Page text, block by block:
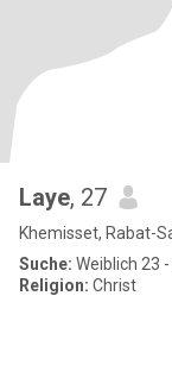
Laye, 27
Khemisset, Rabat-
Suche: Weiblich 23 -
Religion: Christ